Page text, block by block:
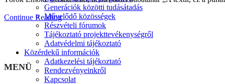
Generációk közötti tudásátadás
Művelődő közösségek
Részvételi fórumok
Tájékoztató projekttevékenységről
Adatvédelmi tájékoztató
Közérdekű információk
Adatkezelési tájékoztató
Rendezvényeinkről
Kapcsolat
Continue Reading
MENÜ